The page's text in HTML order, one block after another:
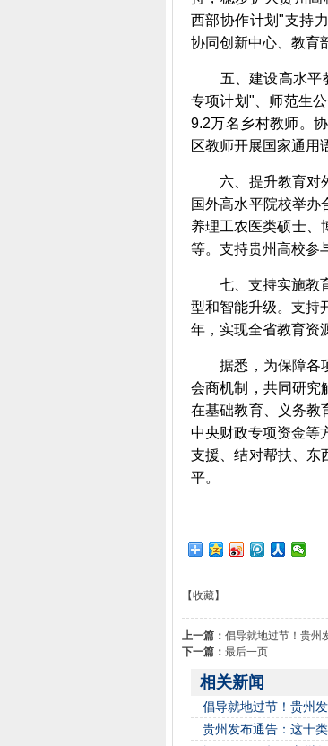
西部协作计划"支持
协同创新中心、教育
五、建设高水平教
专项计划"、师范生
9.2万名乡村教师。
区教师开展国家通用
六、提升教育对外
国外高水平院校举办
养理工农医类硕士、
等。支持贵州高校参
七、支持实施教育
型和智能升级。支持
年，实现全省教育资
据悉，为保障各项
会商机制，共同研究
在基础教育、义务教
中央财政专项资金等
支援、结对帮扶、东
平。
【收藏】
上一篇： 倡导就地过节！贵州
下一篇： 最后一页
相关新闻
倡导就地过节！贵州
贵州发布通告：这十